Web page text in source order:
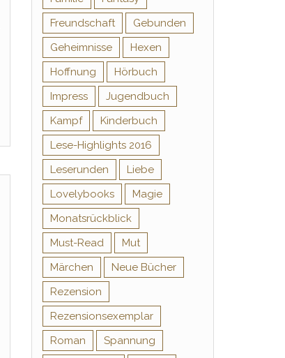
Freundschaft
Gebunden
Geheimnisse
Hexen
Hoffnung
Hörbuch
Impress
Jugendbuch
Kampf
Kinderbuch
Lese-Highlights 2016
Leserunden
Liebe
Lovelybooks
Magie
Monatsrückblick
Must-Read
Mut
Märchen
Neue Bücher
Rezension
Rezensionsexemplar
Roman
Spannung